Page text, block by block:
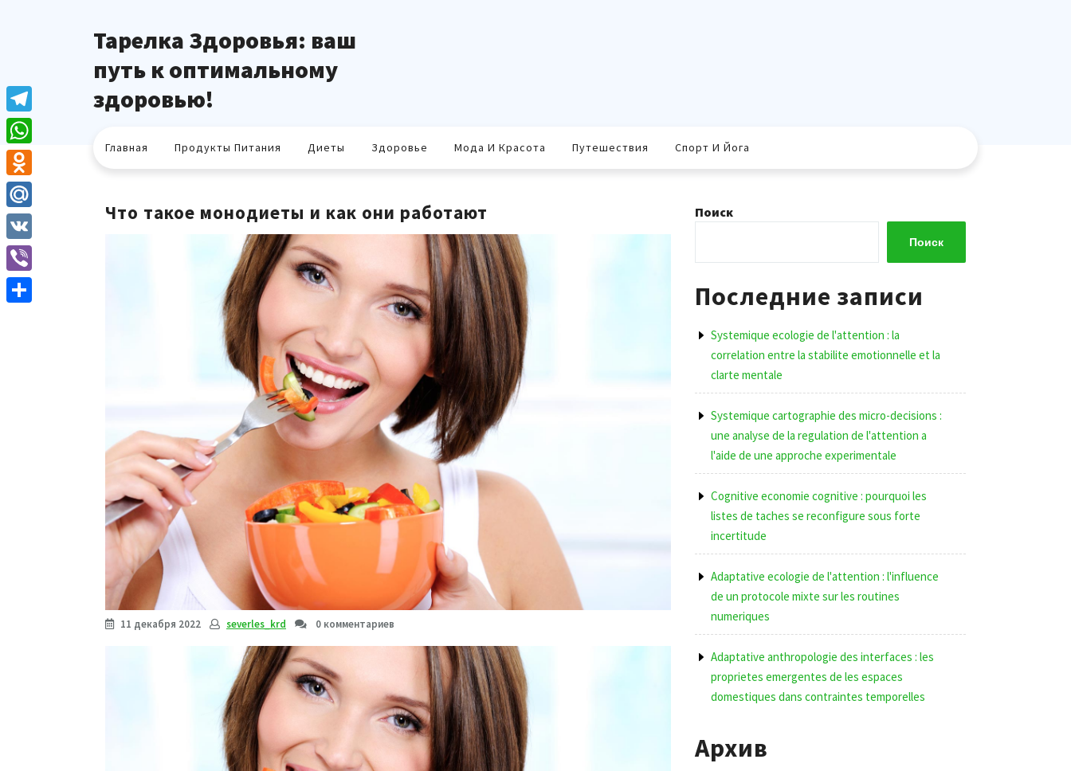
Тарелка Здоровья: ваш
путь к оптимальному
здоровью!
Главная Продукты Питания Диеты Здоровье Мода И Красота Путешествия Спорт И Йога
Что такое монодиеты и как они работают
11 декабря 2022 severles_krd 0 комментариев
Поиск
Поиск
Последние записи
Systemique ecologie de l'attention : la
correlation entre la stabilite emotionnelle et la
clarte mentale
Systemique cartographie des micro-decisions :
une analyse de la regulation de l'attention a
l'aide de une approche experimentale
Cognitive economie cognitive : pourquoi les
listes de taches se reconfigure sous forte
incertitude
Adaptative ecologie de l'attention : l'influence
de un protocole mixte sur les routines
numeriques
Adaptative anthropologie des interfaces : les
proprietes emergentes de les espaces
domestiques dans contraintes temporelles
Архив
Telegram
WhatsApp
Odnoklassniki
Mail.Ru
VK
Viber